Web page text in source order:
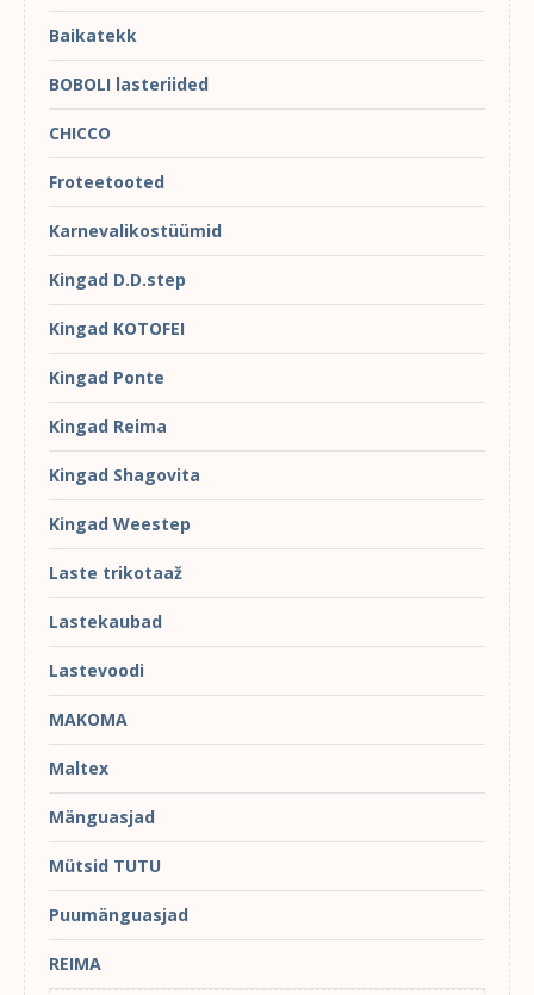
Baikatekk
BOBOLI lasteriided
CHICCO
Froteetooted
Karnevalikostüümid
Kingad D.D.step
Kingad KOTOFEI
Kingad Ponte
Kingad Reima
Kingad Shagovita
Kingad Weestep
Laste trikotaaž
Lastekaubad
Lastevoodi
MAKOMA
Maltex
Mänguasjad
Mütsid TUTU
Puumänguasjad
REIMA